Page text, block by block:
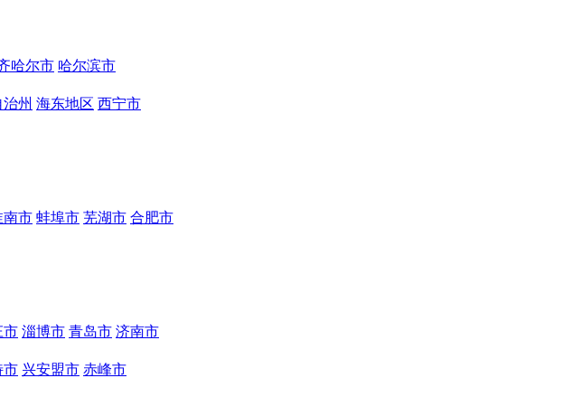
哈尔市 哈尔滨市
州 海东地区 西宁市
南市 蚌埠市 芜湖市 合肥市
市 淄博市 青岛市 济南市
市 兴安盟市 赤峰市